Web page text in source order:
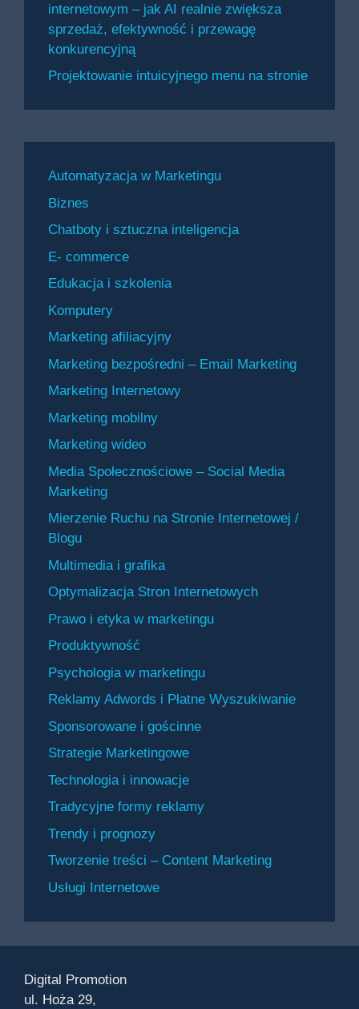
internetowym – jak AI realnie zwiększa
sprzedaż, efektywność i przewagę
konkurencyjną
Projektowanie intuicyjnego menu na stronie
Automatyzacja w Marketingu
Biznes
Chatboty i sztuczna inteligencja
E- commerce
Edukacja i szkolenia
Komputery
Marketing afiliacyjny
Marketing bezpośredni – Email Marketing
Marketing Internetowy
Marketing mobilny
Marketing wideo
Media Społecznościowe – Social Media
Marketing
Mierzenie Ruchu na Stronie Internetowej /
Blogu
Multimedia i grafika
Optymalizacja Stron Internetowych
Prawo i etyka w marketingu
Produktywność
Psychologia w marketingu
Reklamy Adwords i Płatne Wyszukiwanie
Sponsorowane i gościnne
Strategie Marketingowe
Technologia i innowacje
Tradycyjne formy reklamy
Trendy i prognozy
Tworzenie treści – Content Marketing
Usługi Internetowe
Digital Promotion
ul. Hoża 29,